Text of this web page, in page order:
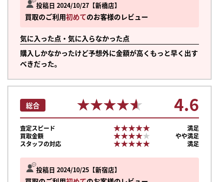
投稿日 2024/10/27 新橋店
買取のご利用初めてのお客様のレビュー
気に入った点・気に入らなかった点
購入しかなかったけど予想外に金額が高くもっと早く出す
べきだった。
投稿日 2024/10/25 新宿店
総合 ★★★★★
★★★★★ 4.6
査定スピード ★★★★★
★★★★★
満足
買取金額
★★★★★
★★★★★
やや満足
スタッフの対応
★★★★★
★★★★★ 満足